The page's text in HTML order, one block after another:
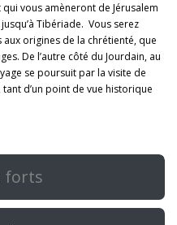
vous amèneront de Jérusalem
Tibériade. Vous serez
origines de la chrétienté, que
De l’autre côté du Jourdain, au
se poursuit par la visite de
d’un point de vue historique
forts